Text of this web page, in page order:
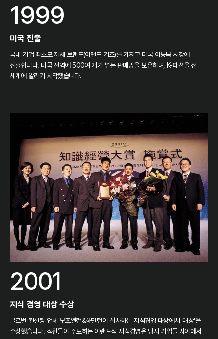
1999
미국 진출
국내 기업 최초로 자체 브랜드(이랜드 키즈)를 가지고 미국 아동복 시장에
진출합니다. 미국 전역에 500여 개가 넘는 판매망을 보유하며, K-패션을 전
세계에 알리기 시작했습니다.
2001
지식 경영 대상 수상
글로벌 컨설팅 업체 부즈앨런&해밀턴이 심사하는 지식경영 대상에서 '대상'을
수상했습니다. 직원들이 주도하는 이랜드식 지식경영은 당시 기업들 사이에서